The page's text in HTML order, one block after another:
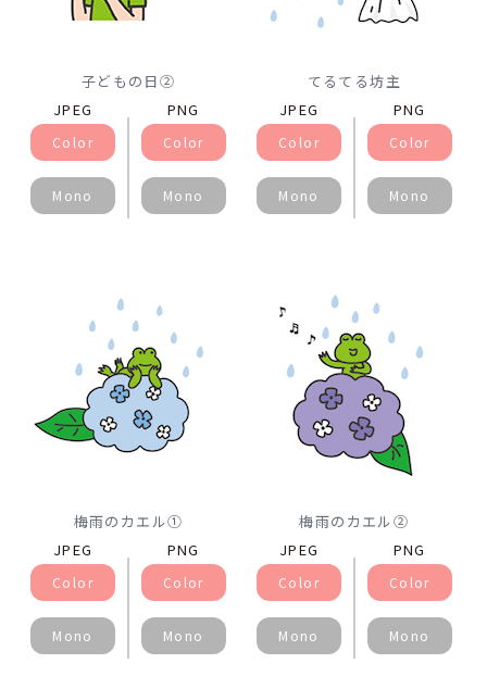
子どもの日②
JPEG
Color
Mono
PNG
Color
Mono
てるてる坊主
JPEG
Color
Mono
PNG
Color
Mono
梅雨のカエル①
JPEG
Color
Mono
PNG
Color
Mono
梅雨のカエル②
JPEG
Color
Mono
PNG
Color
Mono